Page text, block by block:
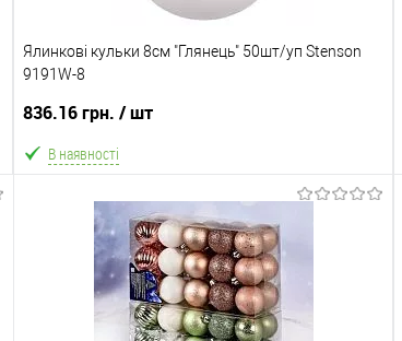
Ялинкові кульки 8см "Глянець" 50шт/уп Stenson
9191W-8
836.16 грн. / шт
В наявності
В кошик
В обране Порівняння
Склад зберігання